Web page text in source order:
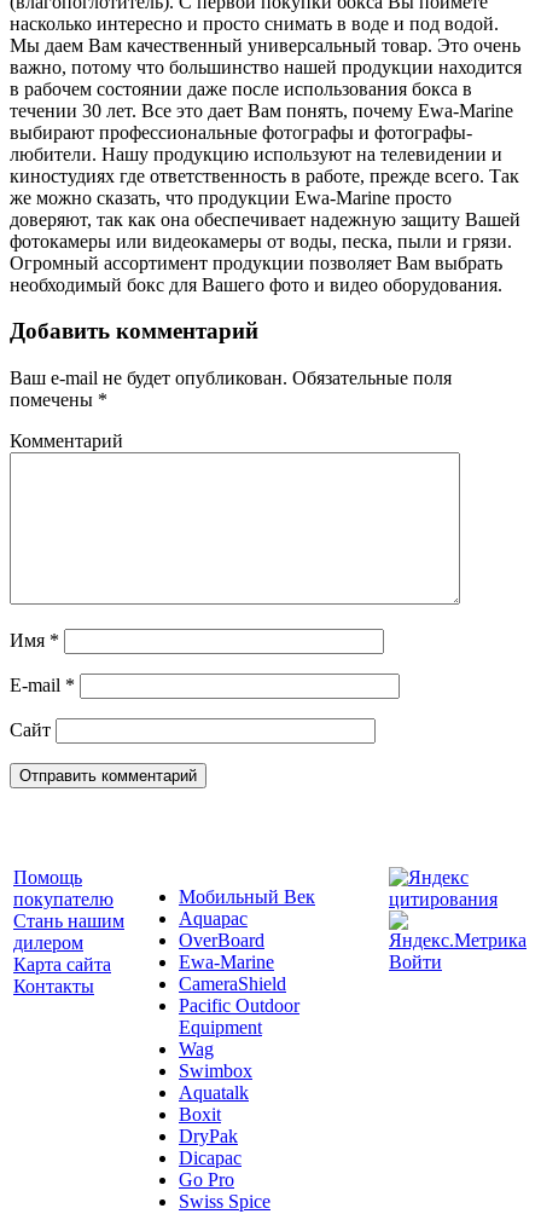
насколько интересно и просто снимать в воде и под водой.
Мы даем Вам качественный универсальный товар. Это очень
важно, потому что большинство нашей продукции находится
в рабочем состоянии даже после использования бокса в
течении 30 лет. Все это дает Вам понять, почему Ewa-Marine
выбирают профессиональные фотографы и фотографы-
любители. Нашу продукцию используют на телевидении и
киностудиях где ответственность в работе, прежде всего. Так
же можно сказать, что продукции Ewa-Marine просто
доверяют, так как она обеспечивает надежную защиту Вашей
фотокамеры или видеокамеры от воды, песка, пыли и грязи.
Огромный ассортимент продукции позволяет Вам выбрать
необходимый бокс для Вашего фото и видео оборудования.
Добавить комментарий
Ваш e-mail не будет опубликован. Обязательные поля
помечены *
Комментарий
Имя *
E-mail *
Сайт
Помощь
покупателю
Стань нашим
дилером
Карта сайта
Контакты
Мобильный Век
Aquapac
OverBoard
Ewa-Marine
CameraShield
Pacific Outdoor
Equipment
Wag
Swimbox
Aquatalk
Boxit
DryPak
Dicapac
Go Pro
Swiss Spice
Войти